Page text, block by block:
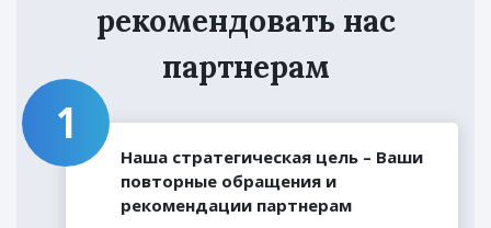
рекомендовать нас
партнерам
Наша стратегическая цель – Ваши
повторные обращения и
рекомендации партнерам